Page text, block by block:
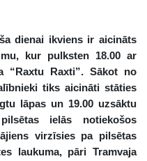
dienai ikviens ir aicināts
kur pulksten 18.00 ar
“Raxtu Raxti”. Sākot no
tiks aicināti stāties
lāpas un 19.00 uzsāktu
ielās notiekošos
virzīsies pa pilsētas
laukuma, pāri Tramvaja